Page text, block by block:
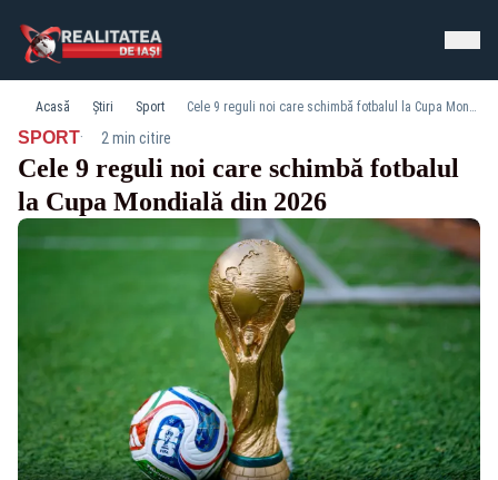
Acasă Știri Sport Cele 9 reguli noi care schimbă fotbalul la Cupa Mondială din 2026
SPORT· 2 min citire
Cele 9 reguli noi care schimbă fotbalul
la Cupa Mondială din 2026